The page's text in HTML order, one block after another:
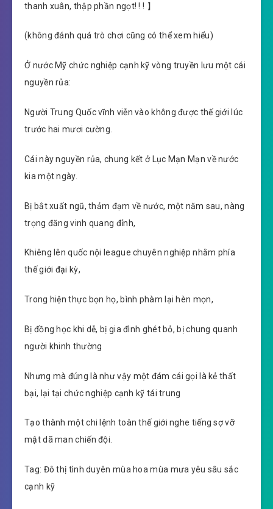
thanh xuân, thập phần ngọt! ! ! 】
(không đánh quá trò chơi cũng có thể xem hiểu)
Ở nước Mỹ chức nghiệp cạnh kỹ vòng truyền lưu một cái
nguyền rủa:
Người Trung Quốc vĩnh viễn vào không được thế giới lúc
trước hai mươi cường.
Cái này nguyền rủa, chung kết ở Lục Mạn Mạn về nước
kia một ngày.
Bị bắt xuất ngũ, thảm đạm về nước, một năm sau, nàng
trọng đăng vinh quang đỉnh,
Khiêng lên quốc nội league chuyên nghiệp nhằm phía
thế giới đại kỳ,
Trong hiện thực bọn họ, bình phàm lại hèn mọn,
Bị đồng học khi dễ, bị gia đình ghét bỏ, bị chung quanh
người khinh thường
Nhưng mà đúng là như vậy một đám cái gọi là kẻ thất
bại, lại tại chức nghiệp cạnh kỹ tái trung
Tạo thành một chi lệnh toàn thế giới nghe tiếng sợ vỡ
mật dã man chiến đội.
Tag: Đô thị tình duyên mùa hoa mùa mưa yêu sâu sắc
cạnh kỹ